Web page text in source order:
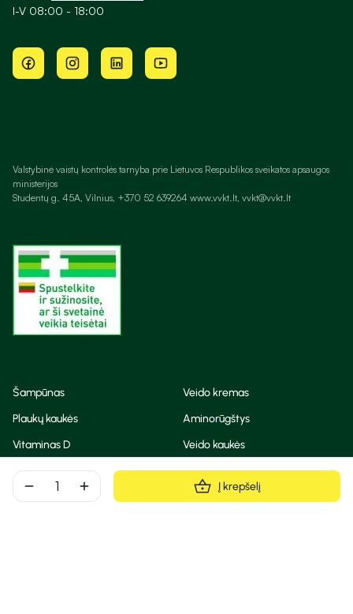
remove add Į krepšelį
I-V 08:00 - 18:00
Valstybinė vaistų kontrolės tarnyba prie Lietuvos Respublikos sveikatos apsaugos
ministerijos
Studentų g. 45A, Vilnius, +370 52 639264 www.vvkt.lt, vvkt@vvkt.lt
Šampūnas
Veido kremas
Plaukų kaukės
Aminorūgštys
Vitaminas D
Veido kaukės
Korėjietiška kosmetika
Eteriniai aliejai
Dezodorantas
BB ir CC kremas